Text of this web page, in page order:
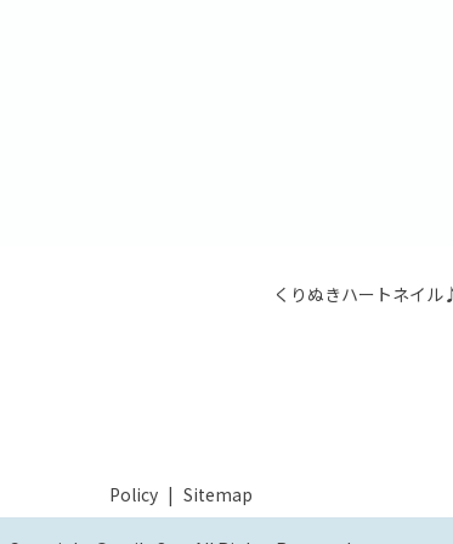
くりぬきハートネイ
Policy Sitemap